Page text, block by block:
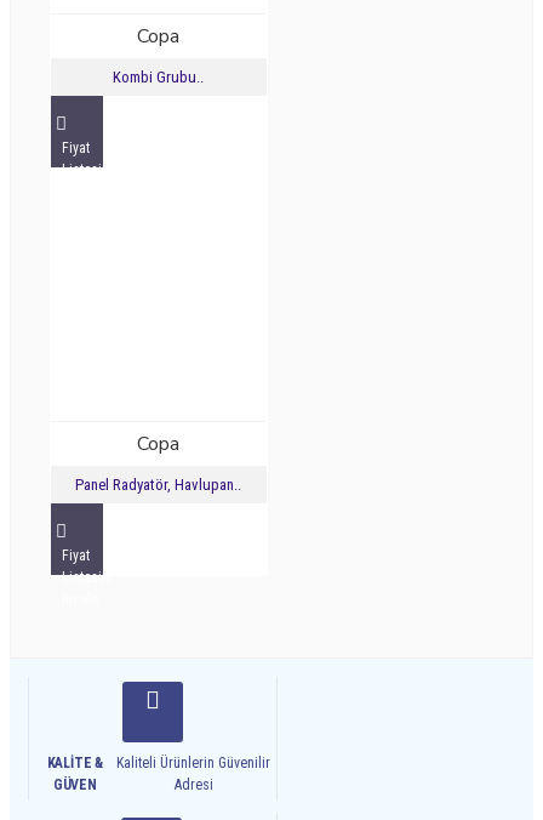
Copa
Kombi Grubu..
Fiyat
Listesini
Copa
Panel Radyatör, Havlupan..
Fiyat
Listesini
KALITE &
GÜVEN
Kaliteli Ürünlerin Güvenilir
Adresi